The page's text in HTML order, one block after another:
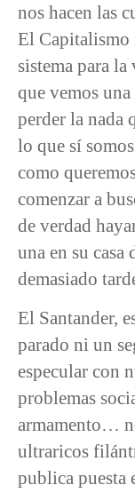
nos hacen las
El Capitalismo
sistema para
que vemos
perder la nada
lo que sí
como
comenzar a
de verdad
una en su casa
demasiado
El Santander,
parado ni un
especular con
problemas
armamento…
ultraricos
publica puesta